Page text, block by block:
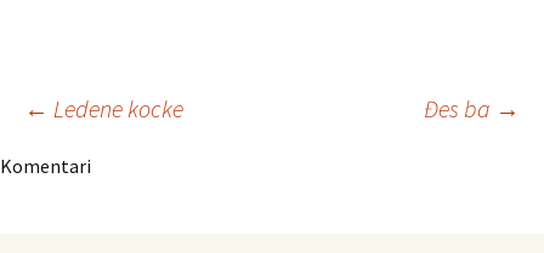
Navigacija
← Ledene kocke Đes ba →
Komentari